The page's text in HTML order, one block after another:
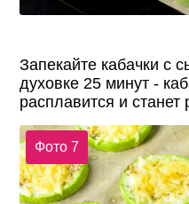
Запекайте кабачки с
духовке 25 минут -
расплавится и
Фото 7